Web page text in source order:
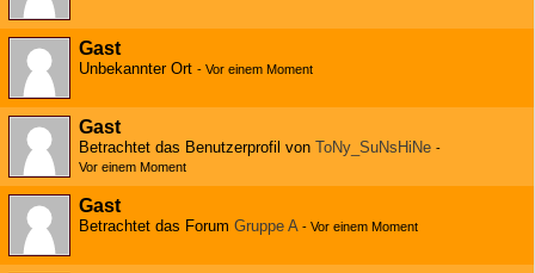
Gast
Unbekannter Ort - Vor einem Moment
Gast
Betrachtet das Benutzerprofil von ToNy_SuNsHiNe -
Vor einem Moment
Gast
Betrachtet das Forum Gruppe A - Vor einem Moment